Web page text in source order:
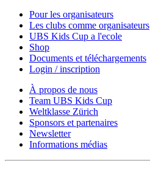
Pour les organisateurs
Les clubs comme organisateurs
UBS Kids Cup a l'ecole
Shop
Documents et téléchargements
Login / inscription
À propos de nous
Team UBS Kids Cup
Weltklasse Zürich
Sponsors et partenaires
Newsletter
Informations médias